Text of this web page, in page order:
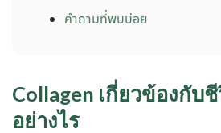
คำถามที่พบบ่อย
Collagen เกี่ยวข้องกับ
อย่างไร